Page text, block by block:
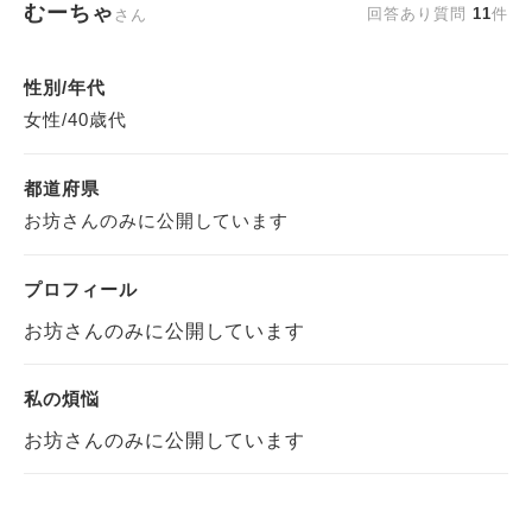
むーちゃ さん 回答あり質問11件
性別/年代
女性/40歳代
都道府県
お坊さんのみに公開しています
プロフィール
お坊さんのみに公開しています
私の煩悩
お坊さんのみに公開しています